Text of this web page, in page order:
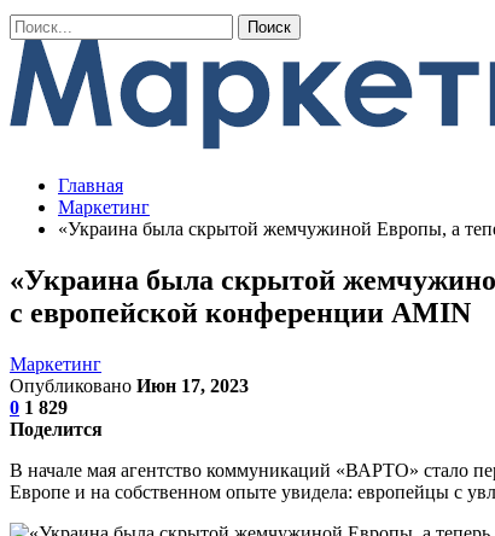
Главная
Маркетинг
«Украина была скрытой жемчужиной Европы, а
«Украина была скрытой
с европейской конференции AMIN
Маркетинг
Опубликовано Июн 17, 2023
0 1 829
Поделится
В начале мая агентство коммуникаций «ВАРТО» стало
Европе и на собственном опыте увидела: европейцы с